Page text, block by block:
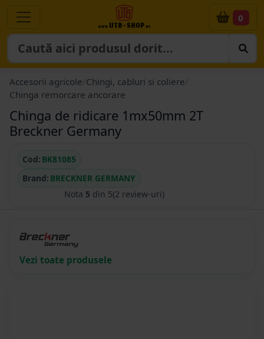
0
Accesorii agricole Chingi, cabluri si coliere
Chinga remorcare ancorare
Chinga de ridicare 1mx50mm 2T
Breckner Germany
Cod: BK81085
Brand: BRECKNER GERMANY
Nota 5 din 5(2 review-uri)
Vezi toate produsele